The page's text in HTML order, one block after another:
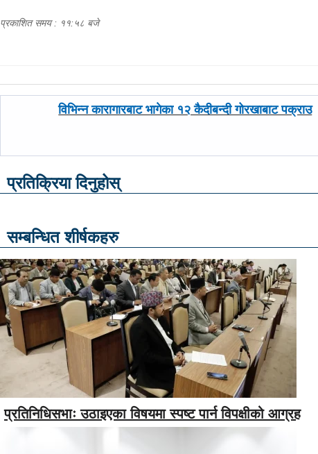
प्रकाशित समय : ११:५८ बजे
पछिल्लाे
विभिन्न कारागारबाट भागेका १२ कैदीबन्दी गोरखाबाट पक्राउ
प्रतिक्रिया दिनुहोस्
सम्बन्धित शीर्षकहरु
प्रतिनिधिसभाः उठाइएका विषयमा स्पष्ट पार्न विपक्षीको आग्रह